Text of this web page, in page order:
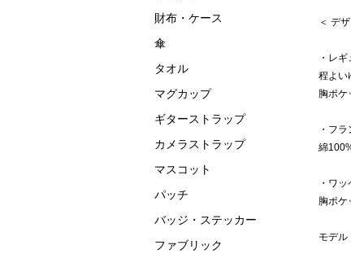
＜ デ
・レ
程よい
胸ポケ
・フ
綿
・ワ
胸ポケ
モデ
財布・ケース
傘
タオル
マグカップ
ギターストラップ
カメラストラップ
マスコット
パッチ
バッジ・ステッカー
ファブリック